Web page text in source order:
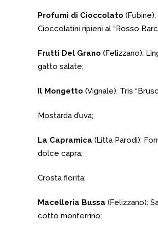
Profumi di Cioccolato (Fubine):
Cioccolatini ripieni al “Rosso
Frutti Del Grano (Felizzano):
gatto salate;
Il Mongetto (Vignale): Tris
Mostarda d’uva;
La Capramica (Litta Parodi):
dolce capra;
Crosta fiorita;
Macelleria Bussa (Felizzano):
cotto monferrino;